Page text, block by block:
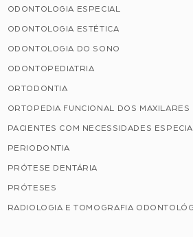
ODONTOLOGIA ESPECIAL
ODONTOLOGIA ESTÉTICA
ODONTOLOGIA DO SONO
ODONTOPEDIATRIA
ORTODONTIA
ORTOPEDIA FUNCIONAL DOS MAXILARES
PACIENTES COM NECESSIDADES
PERIODONTIA
PRÓTESE DENTÁRIA
PRÓTESES
RADIOLOGIA E TOMOGRAFIA